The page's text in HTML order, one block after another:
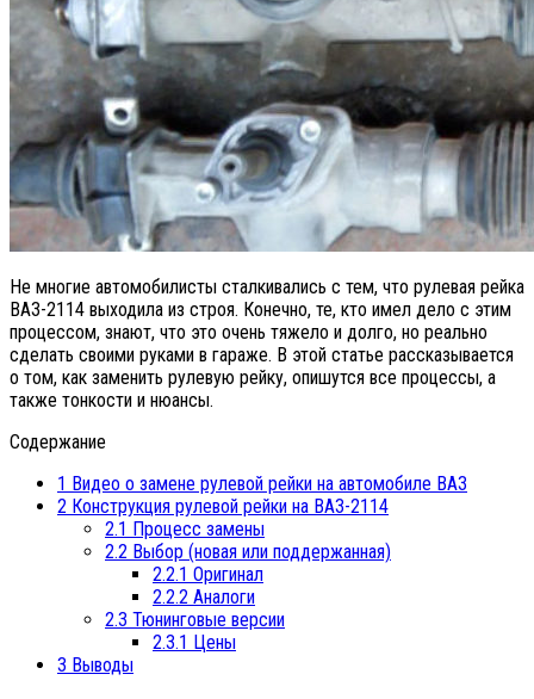
Не многие автомобилисты сталкивались с тем, что рулевая рейка
ВАЗ-2114 выходила из строя. Конечно, те, кто имел дело с этим
процессом, знают, что это очень тяжело и долго, но реально
сделать своими руками в гараже. В этой статье рассказывается
о том, как заменить рулевую рейку, опишутся все процессы, а
также тонкости и нюансы.
Содержание
1 Видео о замене рулевой рейки на автомобиле ВАЗ
2 Конструкция рулевой рейки на ВАЗ-2114
2.1 Процесс замены
2.2 Выбор (новая или поддержанная)
2.2.1 Оригинал
2.2.2 Аналоги
2.3 Тюнинговые версии
2.3.1 Цены
3 Выводы